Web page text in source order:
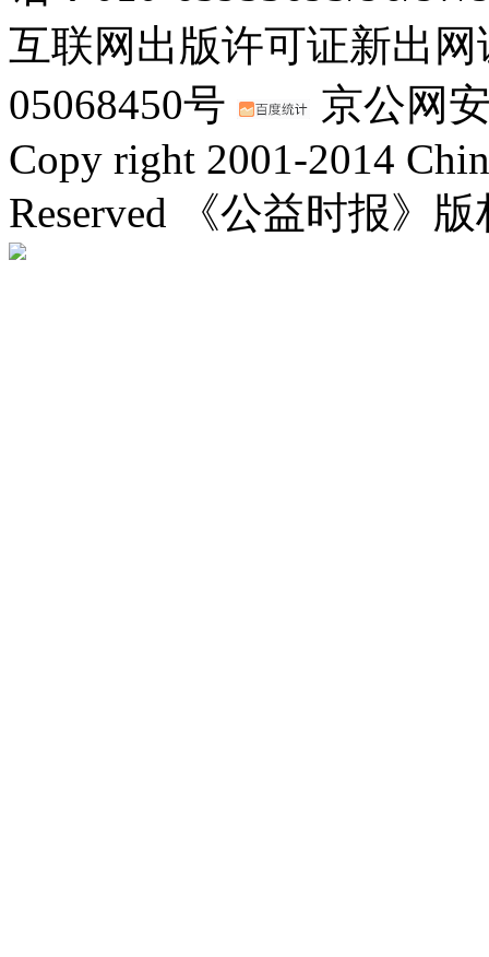
互联网出版许可证新出
05068450号
京公网
Copy right 2001-2014
Reserved 《公益时报》